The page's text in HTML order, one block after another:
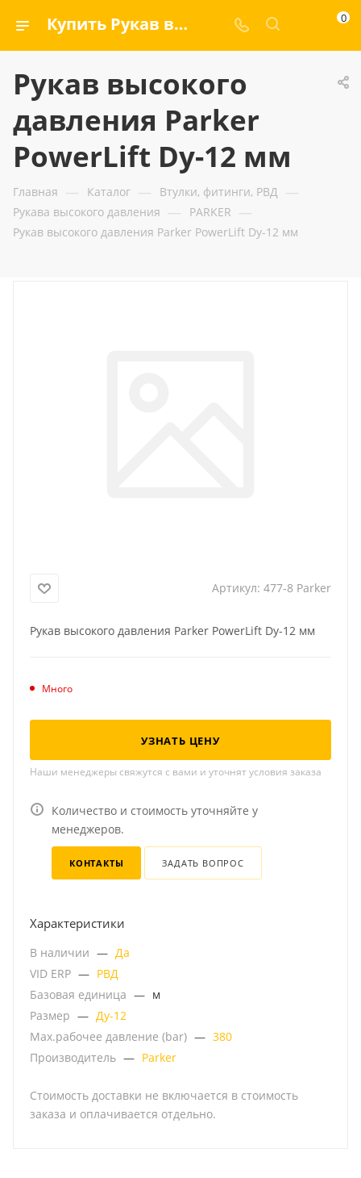
Купить Рукав высокого давления Parker PowerLift Dу-12 мм — ООО «ГИДРАМАКС» 0
Рукав высокого
давления Parker
PowerLift Dу-12 мм
Главная — Каталог — Втулки, фитинги, РВД —
Рукава высокого давления — PARKER —
Рукав высокого давления Parker PowerLift Dу-12 мм
Артикул: 477-8 Parker
Рукав высокого давления Parker PowerLift Dу-12 мм
Много
УЗНАТЬ ЦЕНУ
Наши менеджеры свяжутся с вами и уточнят условия заказа
Количество и стоимость уточняйте у
менеджеров.
КОНТАКТЫ ЗАДАТЬ ВОПРОС
Характеристики
В наличии — Да
VID ERP — РВД
Базовая единица — м
Размер — Ду-12
Мах.рабочее давление (bar) — 380
Производитель — Parker
Стоимость доставки не включается в стоимость
заказа и оплачивается отдельно.